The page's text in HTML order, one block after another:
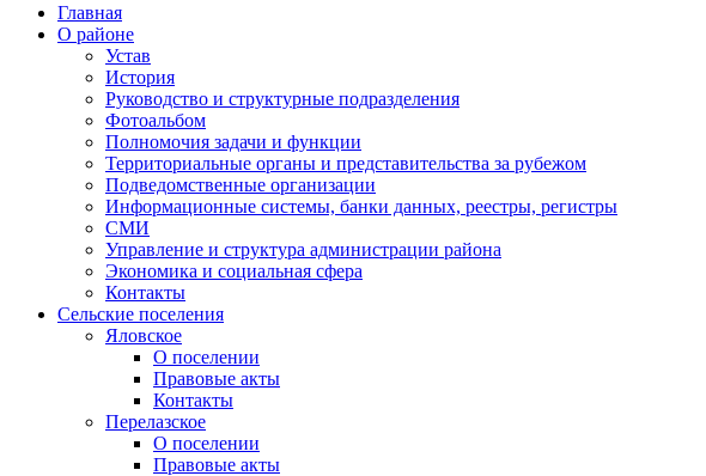
Главная
О районе
Устав
История
Руководство и структурные подразделения
Фотоальбом
Полномочия задачи и функции
Территориальные органы и представительства за рубежом
Подведомственные организации
Информационные системы, банки данных, реестры, регистры
СМИ
Управление и структура администрации района
Экономика и социальная сфера
Контакты
Сельские поселения
Яловское
О поселении
Правовые акты
Контакты
Перелазское
О поселении
Правовые акты